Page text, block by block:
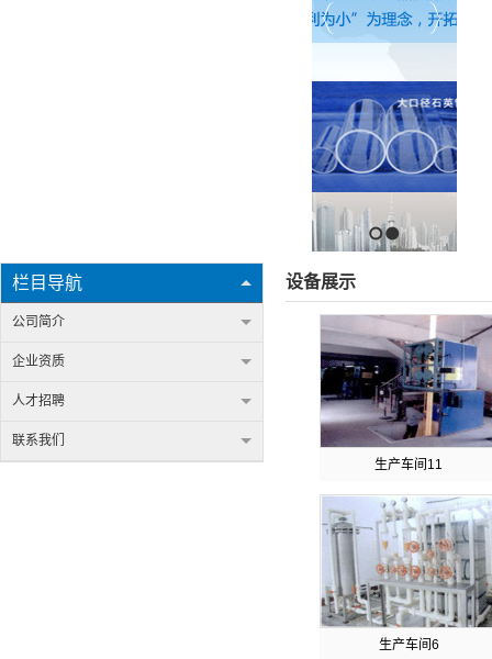
1 2
栏目导航
公司简介
企业资质
人才招聘
联系我们
设备展示
生产车间11
生产车间6